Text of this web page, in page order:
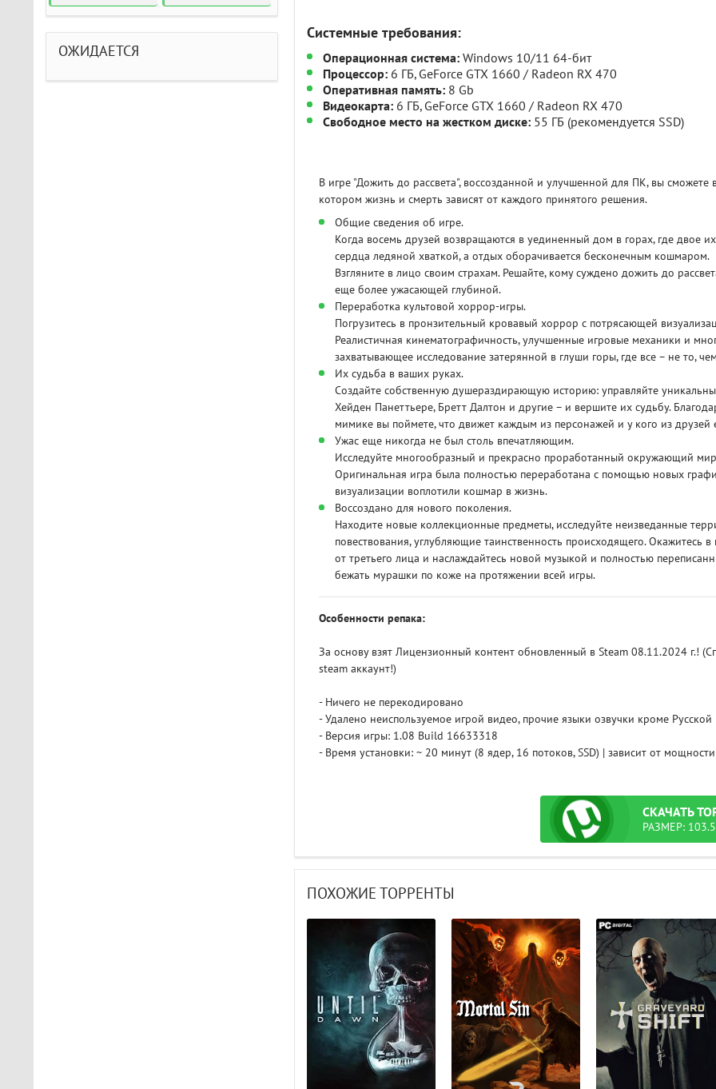
Системные требования:
Операционная система: Windows 10/11 64-бит
Процессор: 6 ГБ, GeForce GTX 1660 / Radeon RX 470
Оперативная память: 8 Gb
Видеокарта: 6 ГБ, GeForce GTX 1660 / Radeon RX 470
Свободное место на жестком диске: 55 ГБ (рекомендуется SSD)
В игре "Дожить до рассвета", воссозданной и улучшенной для ПК, вы
котором жизнь и смерть зависят от каждого принятого решения.
Общие сведения об игре.
Когда восемь друзей возвращаются в уединенный дом в горах, где двое
сердца ледяной хваткой, а отдых оборачивается бесконечным кошмаром.
Взгляните в лицо своим страхам. Решайте, кому суждено дожить до
еще более ужасающей глубиной.
Переработка культовой хоррор-игры.
Погрузитесь в пронзительный кровавый хоррор с потрясающей
Реалистичная кинематографичность, улучшенные игровые механики и
захватывающее исследование затерянной в глуши горы, где все – не то,
Их судьба в ваших руках.
Создайте собственную душераздирающую историю: управляйте
Хейден Панеттьере, Бретт Далтон и другие – и вершите их судьбу.
мимике вы поймете, что движет каждым из персонажей и у кого из друзей
Ужас еще никогда не был столь впечатляющим.
Исследуйте многообразный и прекрасно проработанный окружающий
Оригинальная игра была полностью переработана с помощью новых
визуализации воплотили кошмар в жизнь.
Воссоздано для нового поколения.
Находите новые коллекционные предметы, исследуйте неизведанные
повествования, углубляющие таинственность происходящего. Окажитесь
от третьего лица и наслаждайтесь новой музыкой и полностью
бежать мурашки по коже на протяжении всей игры.
Особенности репака:
За основу взят Лицензионный контент обновленный в Steam 08.11.2024 г.!
steam аккаунт!)
- Ничего не перекодировано
- Удалено неиспользуемое игрой видео, прочие языки озвучки кроме Русской
- Версия игры: 1.08 Build 16633318
- Время установки: ~ 20 минут (8 ядер, 16 потоков, SSD) | зависит от
СКАЧАТЬ
РАЗМЕР:
ПОХОЖИЕ ТОРРЕНТЫ
ОЖИДАЕТСЯ